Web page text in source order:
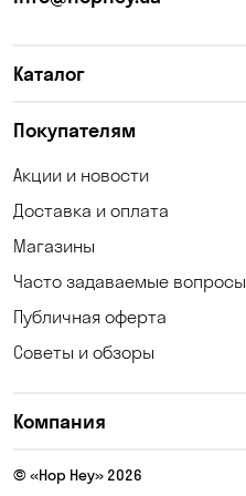
Клинцы
Корсунцы
Коцюбинское
Кривой Рог
Кропивницкий
Каталог
Покупателям
Акции и новости
Доставка и оплата
Магазины
Часто задаваемые вопросы
Публичная оферта
Советы и обзоры
Компания
© «Hop Hey» 2026